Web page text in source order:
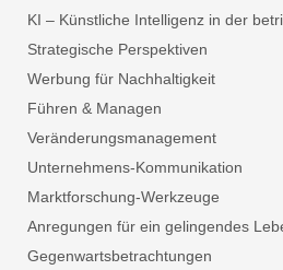
KI – Künstliche Intelligenz in der
Strategische Perspektiven
Werbung für Nachhaltigkeit
Führen & Managen
Veränderungsmanagement
Unternehmens-Kommunikation
Marktforschung-Werkzeuge
Anregungen für ein gelingendes
Gegenwartsbetrachtungen